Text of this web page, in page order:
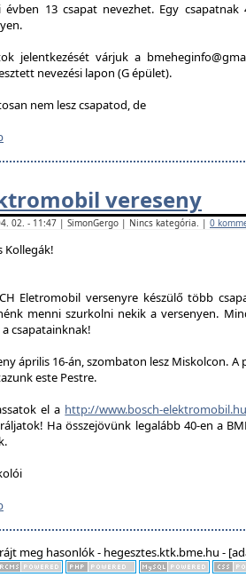
évben 13 csapat nevezhet. Egy
jelentkezését várjuk a
nevezési lapon (G épület).
nem lesz csapatod, de
vereseny
02. - 11:47 | SimonGergo | Nincs kategória. | 0
Kollegák!
Eletromobil versenyre készülő több
menni szurkolni nekik a versenyen.
csapatainknak!
április 16-án, szombaton lesz Miskolcon.
este Pestre.
el a http://www.bosch-
Ha összejövünk legalább 40-en a
meg hasonlók - hegesztes.ktk.bme.hu -